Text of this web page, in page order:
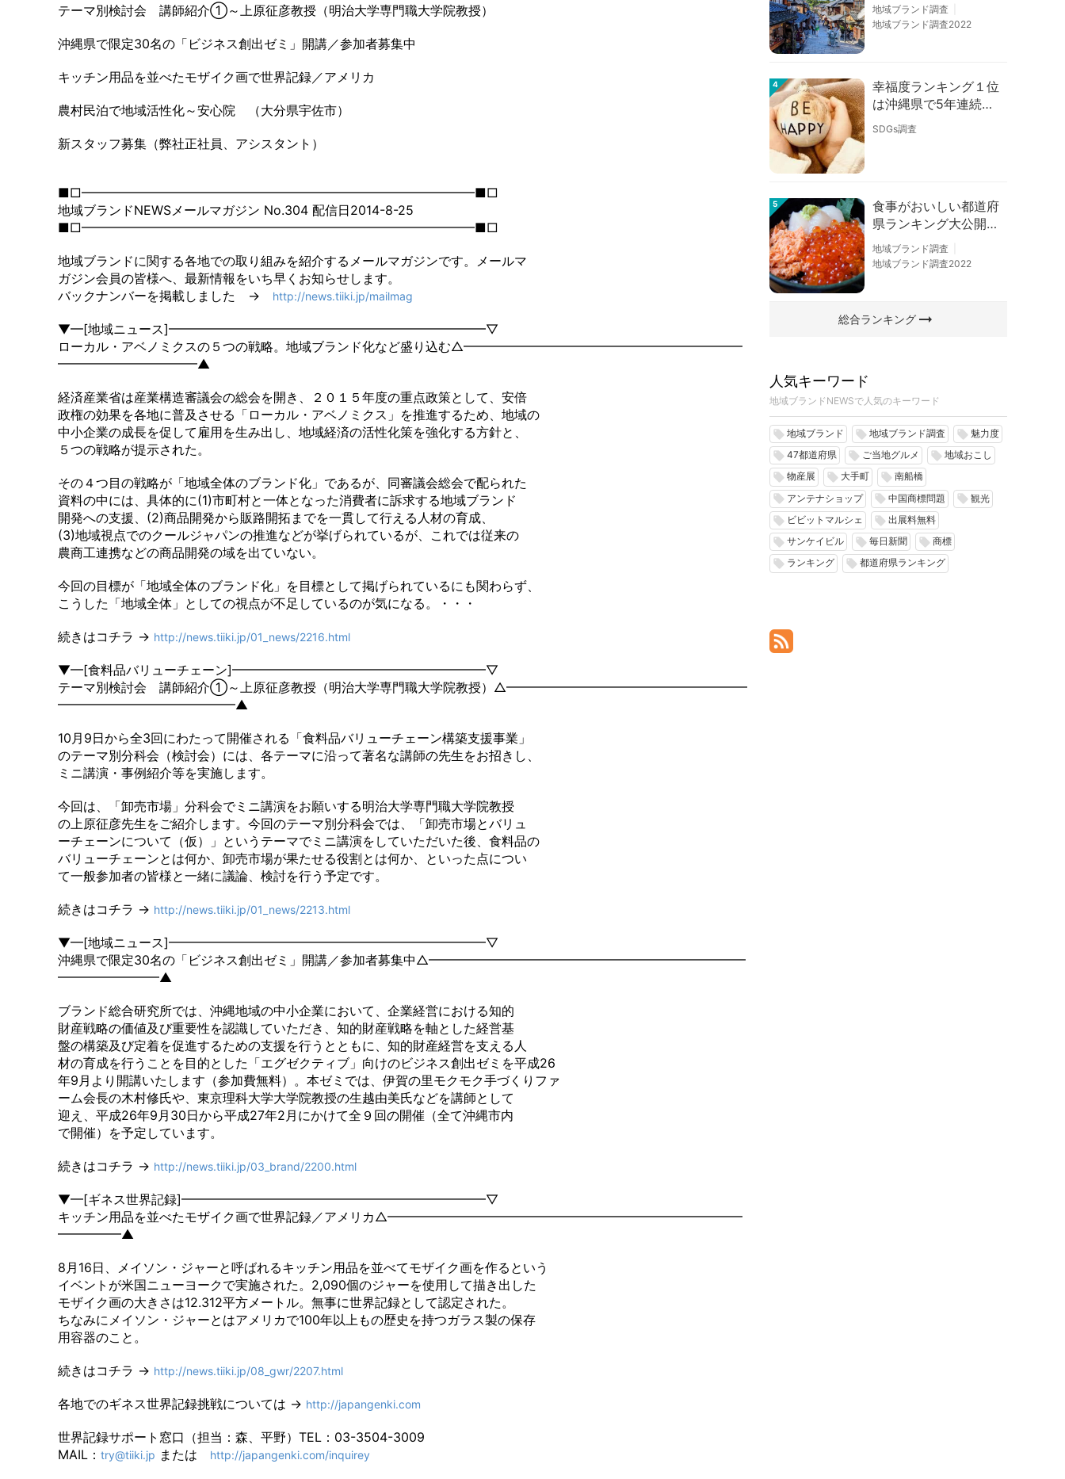
テーマ別検討会 講師紹介①～上原征彦教授（明治大学専門職大学院教授）
沖縄県で限定30名の「ビジネス創出ゼミ」開講／参加者募集中
キッチン用品を並べたモザイク画で世界記録／アメリカ
農村民泊で地域活性化～安心院 （大分県宇佐市）
新スタッフ募集（弊社正社員、アシスタント）
■□━━━━━━━━━━━━━━━━━━━━━━━━━━━━━━━■□
地域ブランドNEWSメールマガジン No.304 配信日2014-8-25
■□━━━━━━━━━━━━━━━━━━━━━━━━━━━━━━━■□
地域ブランドに関する各地での取り組みを紹介するメールマガジンです。メールマ
ガジン会員の皆様へ、最新情報をいち早くお知らせします。
バックナンバーを掲載しました →
http://news.tiiki.jp/mailmag
▼━[地域ニュース]━━━━━━━━━━━━━━━━━━━━━━━━━▽
ローカル・アベノミクスの５つの戦略。地域ブランド化など盛り込む△━━━━━━━━━━━━━━━━━━━━━━
━━━━━━━━━━━▲
経済産業省は産業構造審議会の総会を開き、２０１５年度の重点政策として、安倍
政権の効果を各地に普及させる「ローカル・アベノミクス」を推進するため、地域の
中小企業の成長を促して雇用を生み出し、地域経済の活性化策を強化する方針と、
５つの戦略が提示された。
その４つ目の戦略が「地域全体のブランド化」であるが、同審議会総会で配られた
資料の中には、具体的に(1)市町村と一体となった消費者に訴求する地域ブランド
開発への支援、(2)商品開発から販路開拓までを一貫して行える人材の育成、
(3)地域視点でのクールジャパンの推進などが挙げられているが、これでは従来の
農商工連携などの商品開発の域を出ていない。
今回の目標が「地域全体のブランド化」を目標として掲げられているにも関わらず、
こうした「地域全体」としての視点が不足しているのが気になる。・・・
続きはコチラ → http://news.tiiki.jp/01_news/2216.html
▼━[食料品バリューチェーン]━━━━━━━━━━━━━━━━━━━━▽
テーマ別検討会 講師紹介①～上原征彦教授（明治大学専門職大学院教授）△━━━━━━━━━━━━━━━━━━━
━━━━━━━━━━━━━━▲
10月9日から全3回にわたって開催される「食料品バリューチェーン構築支援事業」
のテーマ別分科会（検討会）には、各テーマに沿って著名な講師の先生をお招きし、
ミニ講演・事例紹介等を実施します。
今回は、「卸売市場」分科会でミニ講演をお願いする明治大学専門職大学院教授
の上原征彦先生をご紹介します。今回のテーマ別分科会では、「卸売市場とバリュ
ーチェーンについて（仮）」というテーマでミニ講演をしていただいた後、食料品の
バリューチェーンとは何か、卸売市場が果たせる役割とは何か、といった点につい
て一般参加者の皆様と一緒に議論、検討を行う予定です。
続きはコチラ → http://news.tiiki.jp/01_news/2213.html
▼━[地域ニュース]━━━━━━━━━━━━━━━━━━━━━━━━━▽
沖縄県で限定30名の「ビジネス創出ゼミ」開講／参加者募集中△━━━━━━━━━━━━━━━━━━━━━━━━━
━━━━━━━━▲
ブランド総合研究所では、沖縄地域の中小企業において、企業経営における知的
財産戦略の価値及び重要性を認識していただき、知的財産戦略を軸とした経営基
盤の構築及び定着を促進するための支援を行うとともに、知的財産経営を支える人
材の育成を行うことを目的とした「エグゼクティブ」向けのビジネス創出ゼミを平成26
年9月より開講いたします（参加費無料）。本ゼミでは、伊賀の里モクモク手づくりファ
ーム会長の木村修氏や、東京理科大学大学院教授の生越由美氏などを講師として
迎え、平成26年9月30日から平成27年2月にかけて全９回の開催（全て沖縄市内
で開催）を予定しています。
続きはコチラ → http://news.tiiki.jp/03_brand/2200.html
▼━[ギネス世界記録]━━━━━━━━━━━━━━━━━━━━━━━━▽
キッチン用品を並べたモザイク画で世界記録／アメリカ△━━━━━━━━━━━━━━━━━━━━━━━━━━━━
━━━━━▲
8月16日、メイソン・ジャーと呼ばれるキッチン用品を並べてモザイク画を作るという
イベントが米国ニューヨークで実施された。2,090個のジャーを使用して描き出した
モザイク画の大きさは12.312平方メートル。無事に世界記録として認定された。
ちなみにメイソン・ジャーとはアメリカで100年以上もの歴史を持つガラス製の保存
用容器のこと。
続きはコチラ → http://news.tiiki.jp/08_gwr/2207.html
各地でのギネス世界記録挑戦については → http://japangenki.com
世界記録サポート窓口（担当：森、平野）TEL：03-3504-3009
MAIL： try@tiiki.jp または http://japangenki.com/inquirey
地域ブランド調査
地域ブランド調査2022
4
幸福度ランキング１位
は沖縄県で5年連続！
佐賀、愛知が順位上昇
【幸福度調査2026】
SDGs調査
5
食事がおいしい都道府
県ランキング大公開！
１位は北海道、３位は
大阪府、２位は〇〇
地域ブランド調査
地域ブランド調査2022
総合ランキングarrow_right_alt
人気キーワード
地域ブランドNEWSで人気のキーワード
local_offer 地域ブランド local_offer 地域ブランド調査 local_offer 魅力度
local_offer 47都道府県 local_offer ご当地グルメ local_offer 地域おこし
local_offer 物産展 local_offer 大手町 local_offer 南船橋
local_offer アンテナショップ local_offer 中国商標問題 local_offer 観光
local_offer ビビットマルシェ local_offer 出展料無料
local_offer サンケイビル local_offer 毎日新聞 local_offer 商標
local_offer ランキング local_offer 都道府県ランキング